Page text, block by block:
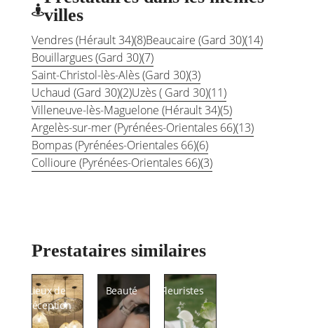
villes
Vendres (Hérault 34)(8)Beaucaire (Gard 30)(14)
Bouillargues (Gard 30)(7)
Saint-Christol-lès-Alès (Gard 30)(3)
Uchaud (Gard 30)(2)Uzès ( Gard 30)(11)
Villeneuve-lès-Maguelone (Hérault 34)(5)
Argelès-sur-mer (Pyrénées-Orientales 66)(13)
Bompas (Pyrénées-Orientales 66)(6)
Collioure (Pyrénées-Orientales 66)(3)
Prestataires similaires
Lieux de
réception
Beauté Fleuristes